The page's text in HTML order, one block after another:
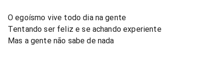
O egoísmo vive todo dia na gente
Tentando ser feliz e se achando experiente
Mas a gente não sabe de nada